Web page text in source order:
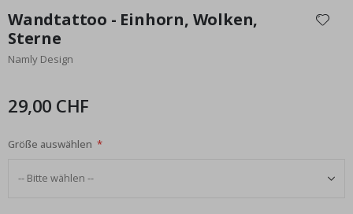
der
Bildgalerie
springen
Wandtattoo - Einhorn, Wolken,
Sterne
Namly Design
29,00 CHF
Größe auswählen